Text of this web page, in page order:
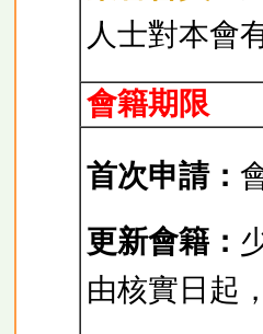
人士對本會
會籍期限
首次申請：
更新會籍：
由核實日起